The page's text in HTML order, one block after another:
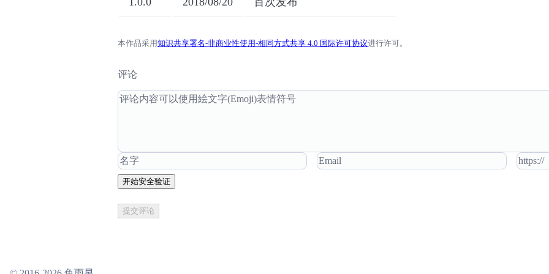
本作品采用知识共享署名-非商业性使用-相同方式共享 4.0 国际许可协议进行许可。
评论
开始安全验证
提交评论